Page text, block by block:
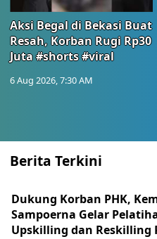
Aksi Begal di Bekasi Buat
Resah, Korban Rugi Rp30
Juta #shorts #viral
6 Aug 2026, 7:30 AM
Berita Terkini
Dukung Korban PHK,
Sampoerna Gelar
Upskilling dan Reskilling